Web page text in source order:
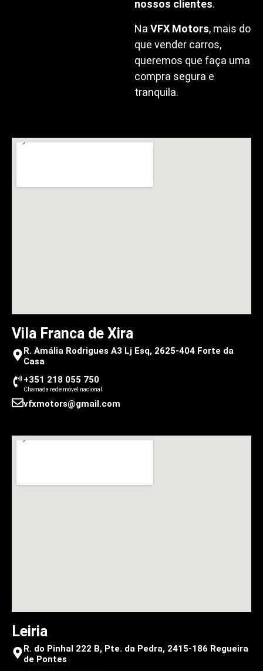
nossos clientes.
NaVFX Motors, mais do
que vender carros,
queremos que faça uma
compra segura e
tranquila.
Vila Franca de Xira
R. Amália Rodrigues A3 Lj Esq, 2625-404 Forte da
Casa
+351 218 055 750
Chamada rede móvel nacional
vfxmotors@gmail.com
Leiria
R. do Pinhal 222 B, Pte. da Pedra, 2415-186 Regueira
de Pontes